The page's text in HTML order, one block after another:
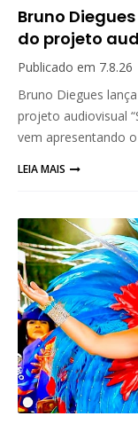
Bruno
do projeto
Publicado em 7.8.26
Bruno Diegues
projeto audiovisual
vem apresentando
LEIA MAIS